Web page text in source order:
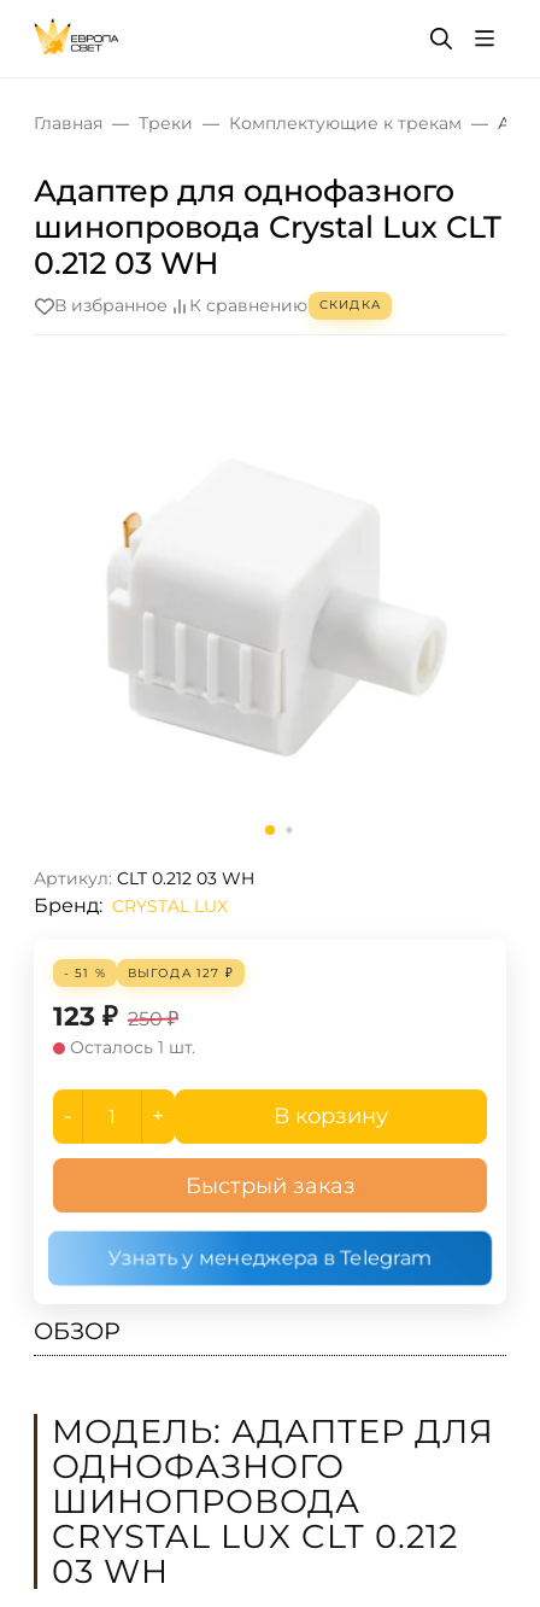
Главная Треки Комплектующие к трекам
Адаптер для однофазного
шинопровода Crystal Lux CLT
0.212 03 WH
В избранное К сравнению СКИДКА
Артикул: CLT 0.212 03 WH
Бренд: CRYSTAL LUX
- 51 % ВЫГОДА 127 ₽
123 ₽ 250 ₽
Осталось 1 шт.
- + В корзину
Быстрый заказ
Узнать у менеджера в Telegram
ОБЗОР
МОДЕЛЬ: АДАПТЕР ДЛЯ
ОДНОФАЗНОГО
ШИНОПРОВОДА
CRYSTAL LUX CLT 0.212
03 WH